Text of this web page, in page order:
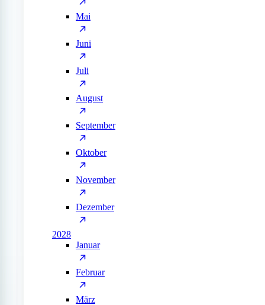
Mai
Juni
Juli
August
September
Oktober
November
Dezember
2028
Januar
Februar
März